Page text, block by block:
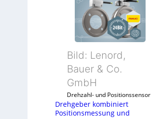
e
h
g
e
e
m
b
Bild: Lenord,
Bauer & Co.
GmbH
Drehzahl- und Positionssensor
Drehgeber kombiniert
Positionsmessung und